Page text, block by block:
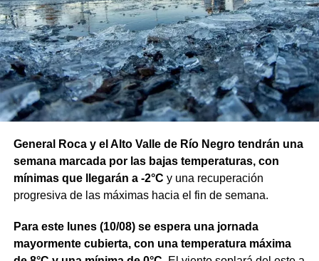
General Roca y el Alto Valle de Río Negro tendrán una
semana marcada por las bajas temperaturas, con
mínimas que llegarán a -2°C y una recuperación
progresiva de las máximas hacia el fin de semana.
Para este lunes (10/08) se espera una jornada
mayormente cubierta, con una temperatura máxima